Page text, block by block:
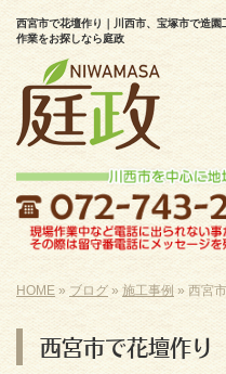
西宮市で花壇作り｜川西市、宝塚市で造
作業をお探しなら庭政
HOME » ブログ » 施工事例 » 西宮
西宮市で花壇作り